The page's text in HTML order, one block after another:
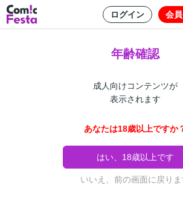
ログイン 会
年齢確認
成人向けコンテンツが
表示されます
あなたは18歳以上ですか
はい、18歳以上です
いいえ、前の画面に戻りま